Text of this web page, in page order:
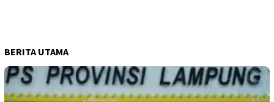
BERITA UTAMA